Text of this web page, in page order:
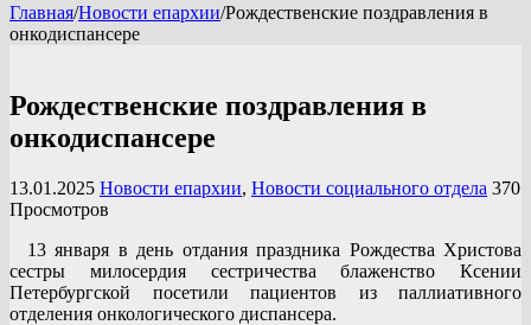
Главная/Новости епархии/Рождественские поздравления в
онкодиспансере
Рождественские поздравления в
онкодиспансере
13.01.2025 Новости епархии, Новости социального отдела 370
Просмотров
13 января в день отдания праздника Рождества Христова
сестры милосердия сестричества блаженство Ксении
Петербургской посетили пациентов из паллиативного
отделения онкологического диспансера.